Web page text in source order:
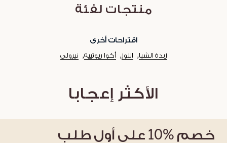
منتجات لفئة
اقتراحات أخرى
زبدة الشيا اللوز أكوا ريوتييه نيرولي
الأكثر إعجابا
خصم %10 على أول طلب